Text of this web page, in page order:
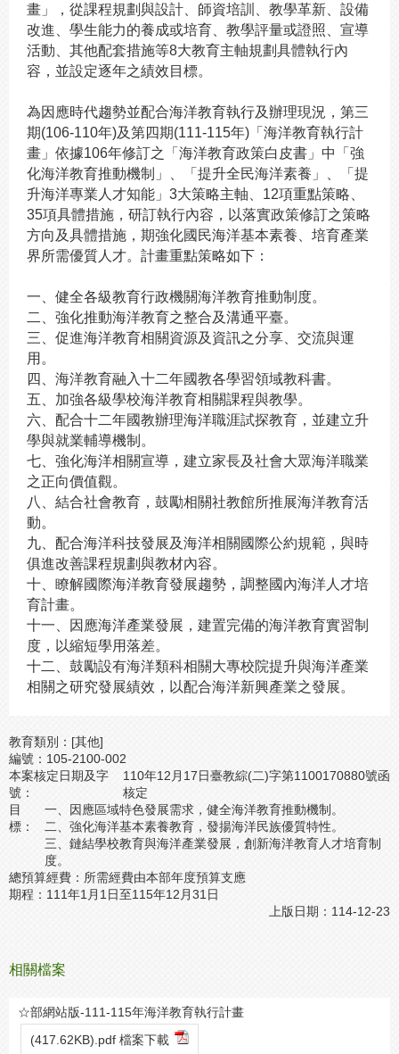
畫」，從課程規劃與設計、師資培訓、教學革新、設備
改進、學生能力的養成或培育、教學評量或證照、宣導
活動、其他配套措施等8大教育主軸規劃具體執行內
容，並設定逐年之績效目標。
為因應時代趨勢並配合海洋教育執行及辦理現況，第三
期(106-110年)及第四期(111-115年)「海洋教育執行計
畫」依據106年修訂之「海洋教育政策白皮書」中「強
化海洋教育推動機制」、「提升全民海洋素養」、「提
升海洋專業人才知能」3大策略主軸、12項重點策略、
35項具體措施，研訂執行內容，以落實政策修訂之策略
方向及具體措施，期強化國民海洋基本素養、培育產業
界所需優質人才。計畫重點策略如下：
一、健全各級教育行政機關海洋教育推動制度。
二、強化推動海洋教育之整合及溝通平臺。
三、促進海洋教育相關資源及資訊之分享、交流與運
用。
四、海洋教育融入十二年國教各學習領域教科書。
五、加強各級學校海洋教育相關課程與教學。
六、配合十二年國教辦理海洋職涯試探教育，並建立升
學與就業輔導機制。
七、強化海洋相關宣導，建立家長及社會大眾海洋職業
之正向價值觀。
八、結合社會教育，鼓勵相關社教館所推展海洋教育活
動。
九、配合海洋科技發展及海洋相關國際公約規範，與時
俱進改善課程規劃與教材內容。
十、瞭解國際海洋教育發展趨勢，調整國內海洋人才培
育計畫。
十一、因應海洋產業發展，建置完備的海洋教育實習制
度，以縮短學用落差。
十二、鼓勵設有海洋類科相關大專校院提升與海洋產業
相關之研究發展績效，以配合海洋新興產業之發展。
教育類別： [其他]
編號： 105-2100-002
本案核定日期及字
號：
110年12月17日臺教綜(二)字第1100170880號函
核定
目
標：
一、因應區域特色發展需求，健全海洋教育推動機制。
二、強化海洋基本素養教育，發揚海洋民族優質特性。
三、鏈結學校教育與海洋產業發展，創新海洋教育人才培育制
度。
總預算經費： 所需經費由本部年度預算支應
期程： 111年1月1日至115年12月31日
上版日期：114-12-23
相關檔案
☆部網站版-111-115年海洋教育執行計畫
(417.62KB).pdf 檔案下載